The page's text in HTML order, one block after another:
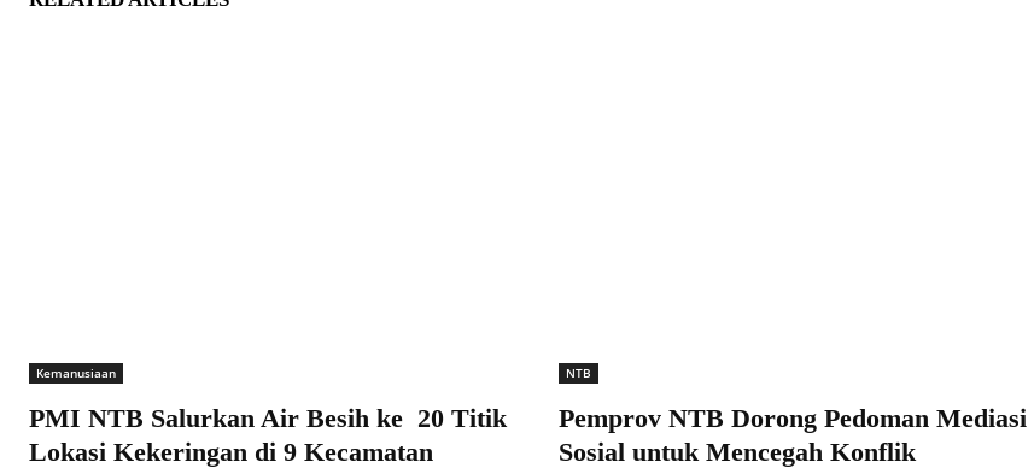
Kemanusiaan
PMI NTB Salurkan Air Besih ke 20 Titik
Lokasi Kekeringan di 9 Kecamatan
NTB
Pemprov NTB Dorong Pedoman Mediasi
Sosial untuk Mencegah Konflik